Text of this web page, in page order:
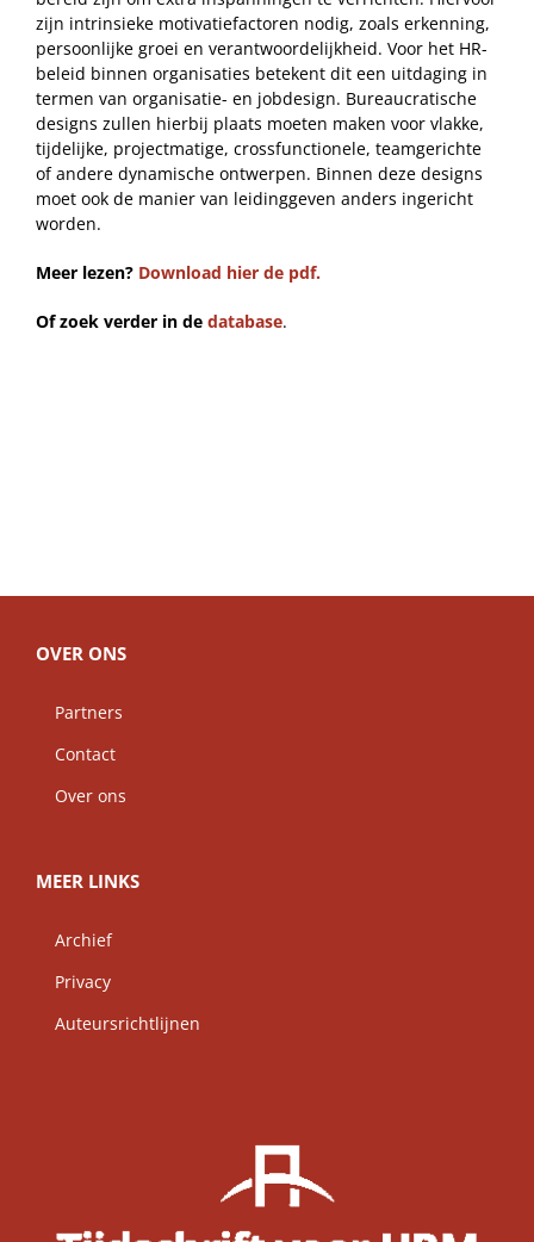
zijn intrinsieke motivatiefactoren nodig, zoals erkenning,
persoonlijke groei en verantwoordelijkheid. Voor het HR-
beleid binnen organisaties betekent dit een uitdaging in
termen van organisatie- en jobdesign. Bureaucratische
designs zullen hierbij plaats moeten maken voor vlakke,
tijdelijke, projectmatige, crossfunctionele, teamgerichte
of andere dynamische ontwerpen. Binnen deze designs
moet ook de manier van leidinggeven anders ingericht
worden.
Meer lezen? Download hier de pdf.
Of zoek verder in de database.
OVER ONS
Partners
Contact
Over ons
MEER LINKS
Archief
Privacy
Auteursrichtlijnen